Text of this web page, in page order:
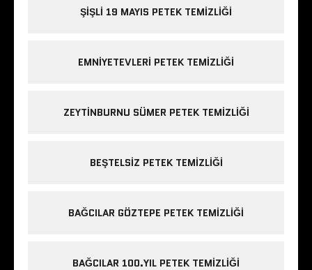
ŞIŞLI 19 MAYIS PETEK TEMIZLIĞI
EMNIYETEVLERI PETEK TEMIZLIĞI
ZEYTINBURNU SÜMER PETEK TEMIZLIĞI
BEŞTELSIZ PETEK TEMIZLIĞI
BAĞCILAR GÖZTEPE PETEK TEMIZLIĞI
BAĞCILAR 100.YIL PETEK TEMIZLIĞI